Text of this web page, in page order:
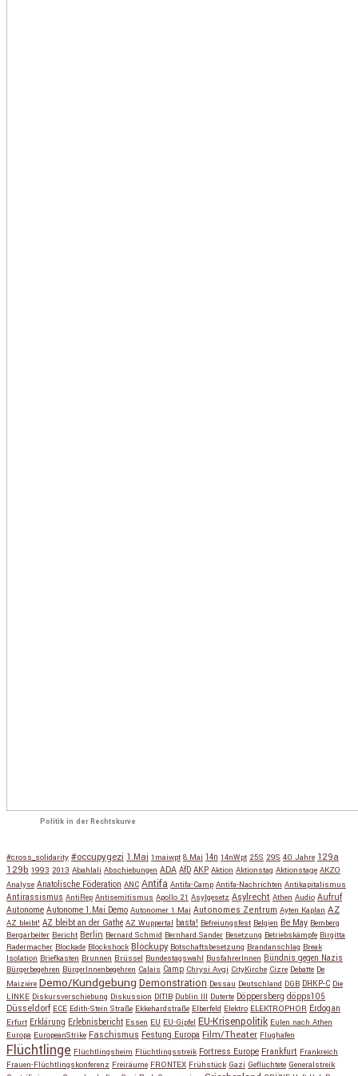
Politik in der Rechtskurve
#cross_solidarity #occupygezi 1.Mai 1maiwpt 8.Mai 14n 14nWpt 25S 29S 40 Jahre 129a
129b 1993 2013 Abahlali Abschiebungen ADA AfD AKP Aktion Aktionstag Aktionstage AKZO
Analyse Anatolische Föderation ANC Antifa Antifa-Camp Antifa-Nachrichten Antikapitalismus
Antirassismus AntiRep Antisemitismus Apollo 21 Asylgesetz Asylrecht Athen Audio Aufruf
Autonome Autonome 1.Mai Demo Autonomer 1.Mai Autonomes Zentrum Ayten Kaplan AZ
AZ bleibt! AZ bleibt an der Gathe AZ Wuppertal basta! Befreiungsfest Belgien Be May Bemberg
Bergarbeiter Bericht Berlin Bernard Schmid Bernhard Sander Besetzung Betriebskämpfe Birgitta
Radermacher Blockade Blockshock Blockupy Botschaftsbesetzung Brandanschlag Break
Isolation Briefkasten Brunnen Brüssel Bundestagswahl BusfahrerInnen Bündnis gegen Nazis
Bürgerbegehren BürgerInnenbegehren Calais Camp Chrysi Avgi CityKirche Cizre Debatte De
Maiziére Demo/Kundgebung Demonstration Dessau Deutschland DGB DHKP-C Die
LINKE Diskursverschiebung Diskussion DITIB Dublin III Duterte Döppersberg döpps105
Düsseldorf ECE Edith-Stein Straße Ekkehardstraße Elberfeld Elektro ELEKTROPHOR Erdogan
Erfurt Erklärung Erlebnisbericht Essen EU EU-Gipfel EU-Krisenpolitik Eulen nach Athen
Europa EuropeanStrike Faschismus Festung Europa Film/Theater Flughafen
Flüchtlinge Flüchtlingsheim Flüchtlingsstreik Fortress Europe Frankfurt Frankreich
Frauen-Flüchtlingskonferenz Freiräume FRONTEX Frühstück Gazi Geflüchtete Generalstreik